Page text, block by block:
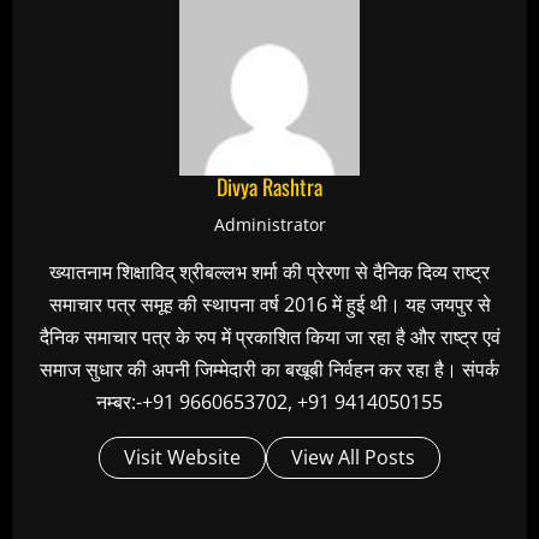
Divya Rashtra
Administrator
ख्यातनाम शिक्षाविद् श्रीबल्लभ शर्मा की प्रेरणा से दैनिक दिव्य राष्ट्र
समाचार पत्र समूह की स्थापना वर्ष 2016 में हुई थी। यह जयपुर से
दैनिक समाचार पत्र के रुप में प्रकाशित किया जा रहा है और राष्ट्र एवं
समाज सुधार की अपनी जिम्मेदारी का बखूबी निर्वहन कर रहा है। संपर्क
नम्बर:-+91 9660653702, +91 9414050155
Visit Website View All Posts